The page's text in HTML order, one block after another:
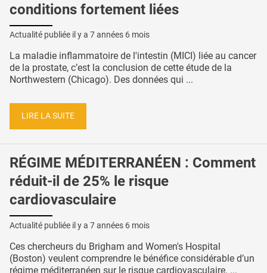
conditions fortement liées
Actualité publiée il y a 7 années 6 mois
La maladie inflammatoire de l'intestin (MICI) liée au cancer
de la prostate, c’est la conclusion de cette étude de la
Northwestern (Chicago). Des données qui ...
LIRE LA SUITE
RÉGIME MÉDITERRANÉEN : Comment
réduit-il de 25% le risque
cardiovasculaire
Actualité publiée il y a 7 années 6 mois
Ces chercheurs du Brigham and Women's Hospital
(Boston) veulent comprendre le bénéfice considérable d’un
régime méditerranéen sur le risque cardiovasculaire. ...